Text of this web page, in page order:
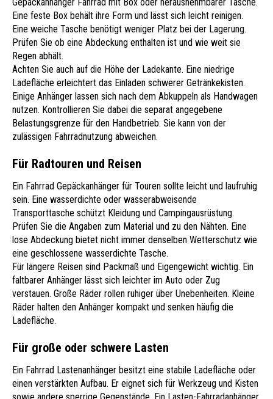
Gepäckanhänger Fahrrad mit Box oder herausnehmbarer Tasche.
Eine feste Box behält ihre Form und lässt sich leicht reinigen.
Eine weiche Tasche benötigt weniger Platz bei der Lagerung.
Prüfen Sie ob eine Abdeckung enthalten ist und wie weit sie
Regen abhält.
Achten Sie auch auf die Höhe der Ladekante. Eine niedrige
Ladefläche erleichtert das Einladen schwerer Getränkekisten.
Einige Anhänger lassen sich nach dem Abkuppeln als Handwagen
nutzen. Kontrollieren Sie dabei die separat angegebene
Belastungsgrenze für den Handbetrieb. Sie kann von der
zulässigen Fahrradnutzung abweichen.
Für Radtouren und Reisen
Ein Fahrrad Gepäckanhänger für Touren sollte leicht und laufruhig
sein. Eine wasserdichte oder wasserabweisende
Transporttasche schützt Kleidung und Campingausrüstung.
Prüfen Sie die Angaben zum Material und zu den Nähten. Eine
lose Abdeckung bietet nicht immer denselben Wetterschutz wie
eine geschlossene wasserdichte Tasche.
Für längere Reisen sind Packmaß und Eigengewicht wichtig. Ein
faltbarer Anhänger lässt sich leichter im Auto oder Zug
verstauen. Große Räder rollen ruhiger über Unebenheiten. Kleine
Räder halten den Anhänger kompakt und senken häufig die
Ladefläche.
Für große oder schwere Lasten
Ein Fahrrad Lastenanhänger besitzt eine stabile Ladefläche oder
einen verstärkten Aufbau. Er eignet sich für Werkzeug und Kisten